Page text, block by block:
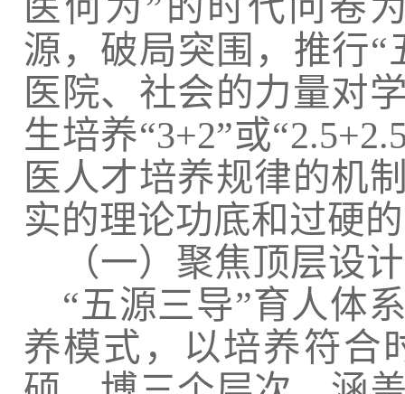
源，破局突围，推行
医院、社会的力量对
生培养“3+2”或“
医人才培养规律的机
实的理论功底和过硬
（一）聚焦顶层设
“五源三导”育人体
养模式，以培养符合